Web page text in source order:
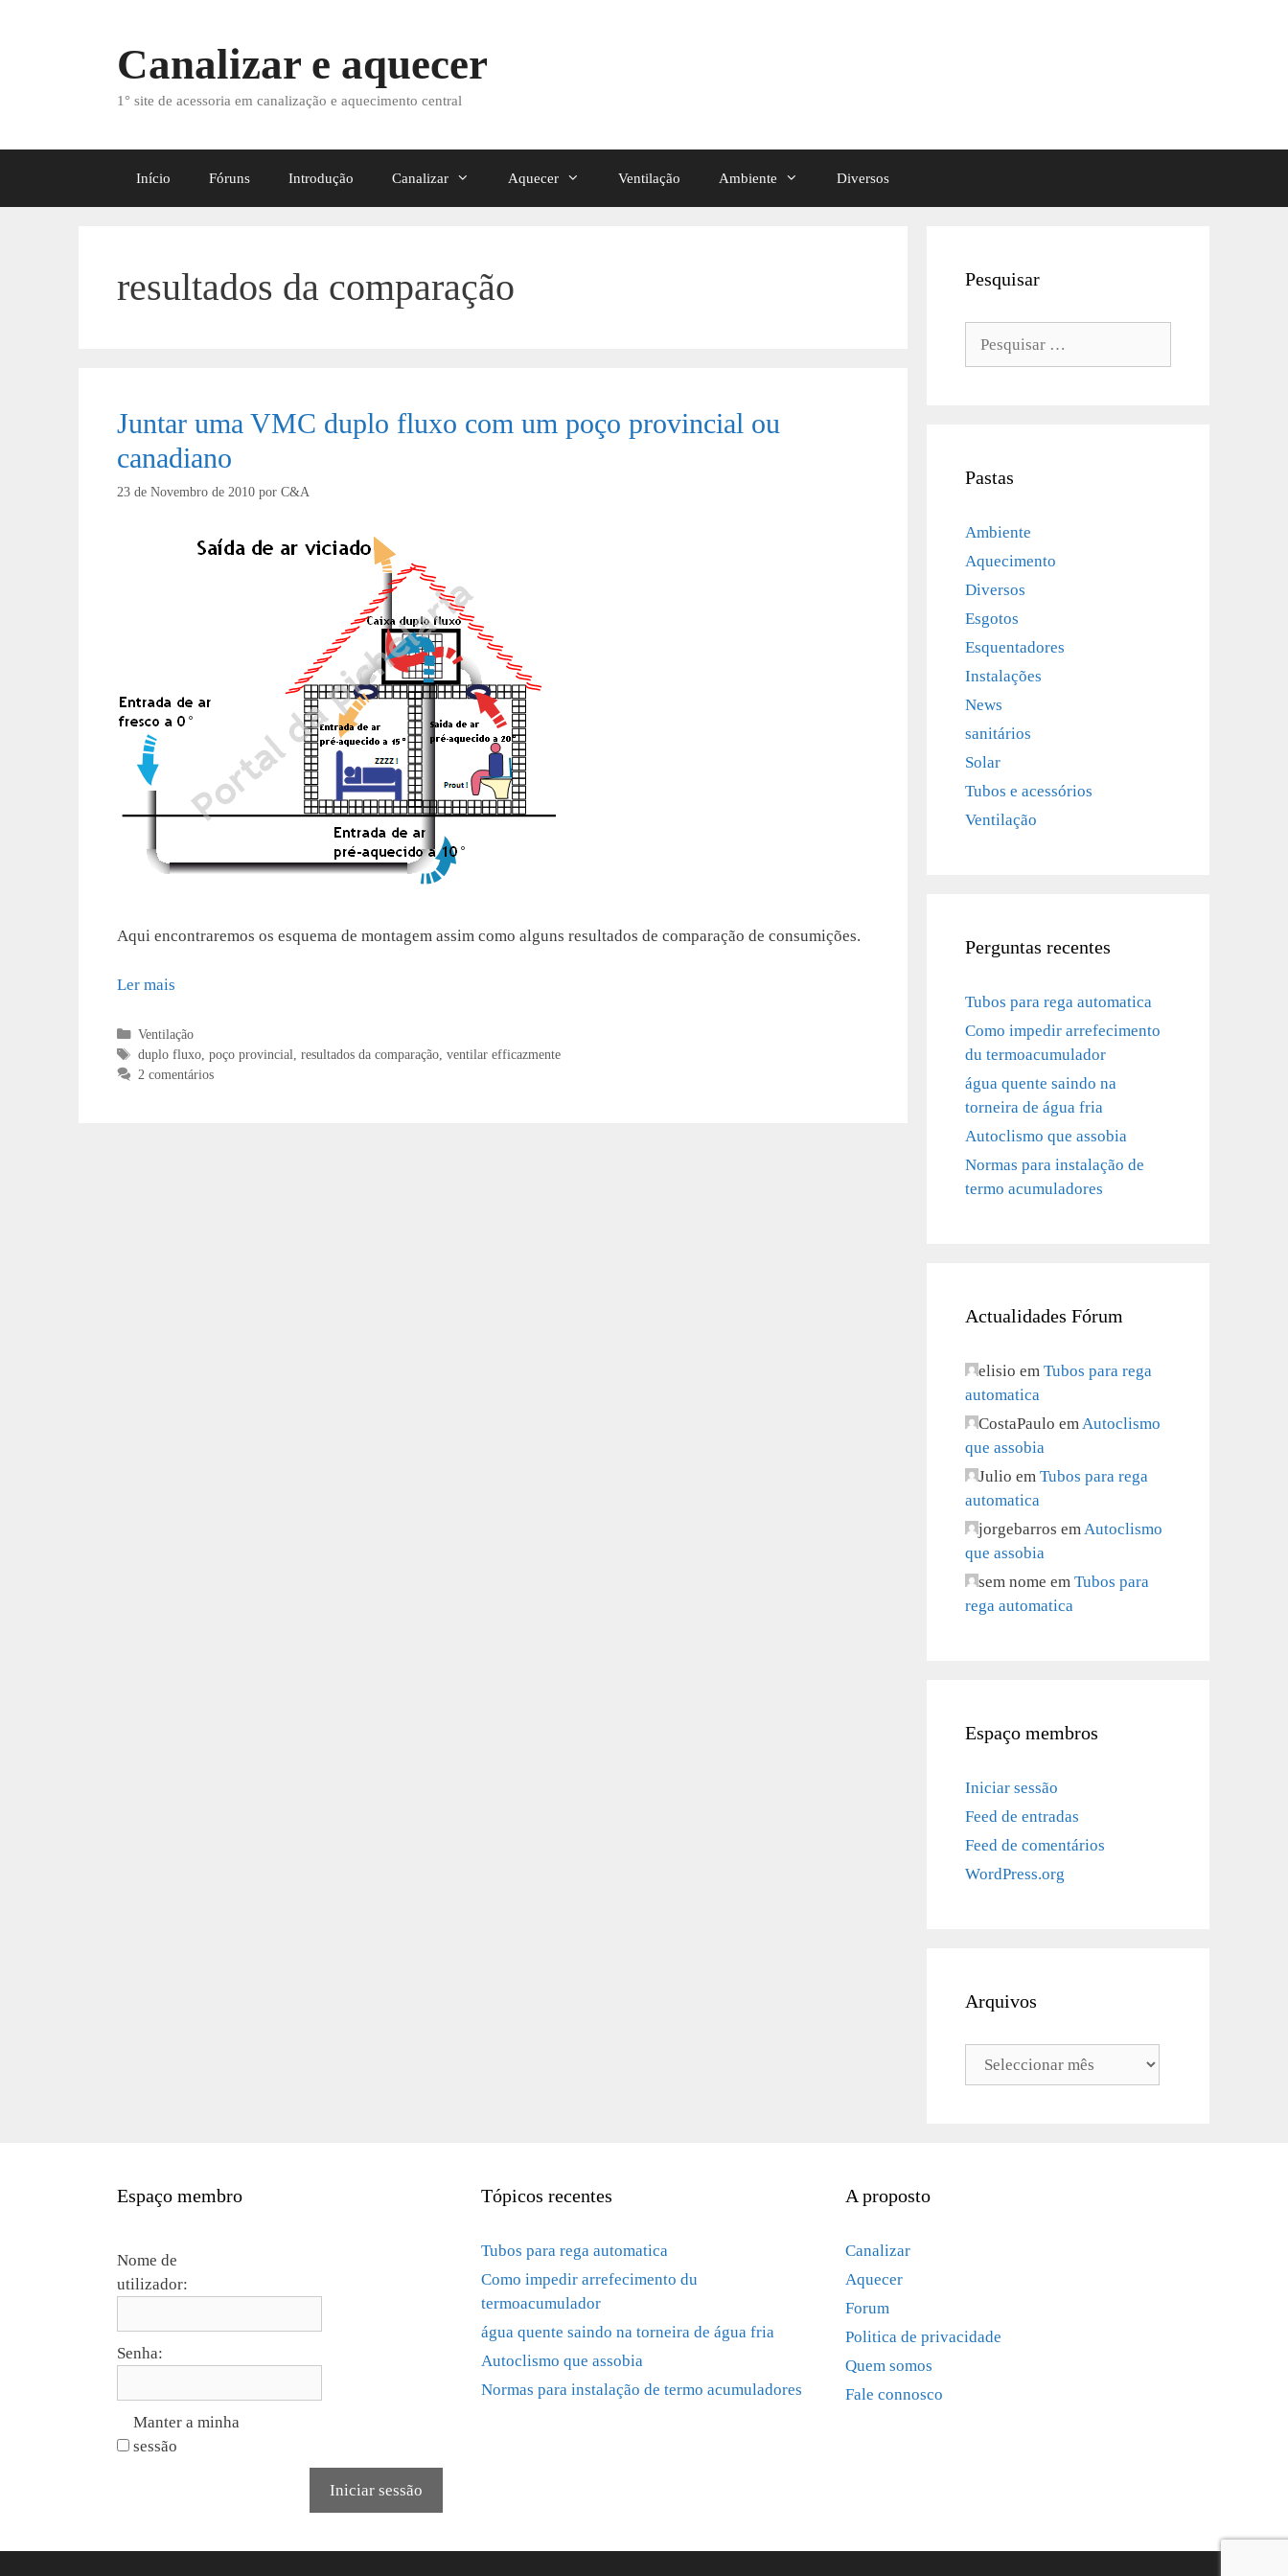
Canalizar e aquecer
1° site de acessoria em canalização e aquecimento central
Início Fóruns Introdução Canalizar Aquecer Ventilação Ambiente Diversos
resultados da comparação
Juntar uma VMC duplo fluxo com um poço provincial ou
canadiano
23 de Novembro de 2010 por C&A
Aqui encontraremos os esquema de montagem assim como alguns resultados de comparação de consumições.
Ler mais
Categorias
Ventilação
Etiquetas
duplo fluxo, poço provincial resultados da comparação, ventilar efficazmente
2 comentários
Pesquisar
Pastas
Ambiente
Aquecimento
Diversos
Esgotos
Esquentadores
Instalações
News
sanitários
Solar
Tubos e acessórios
Ventilação
Perguntas recentes
Tubos para rega automatica
Como impedir arrefecimento
du termoacumulador
água quente saindo na
torneira de água fria
Autoclismo que assobia
Normas para instalação de
termo acumuladores
Actualidades Fórum
elisio em Tubos para rega
automatica
CostaPaulo emAutoclismo
que assobia
Julio em Tubos para rega
automatica
jorgebarros emAutoclismo
que assobia
sem nome em Tubos para
rega automatica
Espaço membros
Iniciar sessão
Feed de entradas
Feed de comentários
WordPress.org
Arquivos
Arquivos
Espaço membro
Nome de
utilizador:
Senha:
Manter a minha
sessão
Iniciar sessão
Tópicos recentes
Tubos para rega automatica
Como impedir arrefecimento du
termoacumulador
água quente saindo na torneira de água fria
Autoclismo que assobia
Normas para instalação de termo acumuladores
A proposto
Canalizar
Aquecer
Forum
Politica de privacidade
Quem somos
Fale connosco